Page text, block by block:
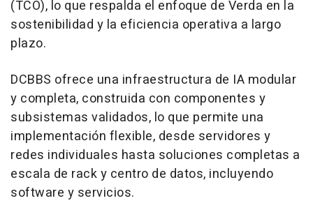
(TCO), lo que respalda el enfoque de Verda en la
sostenibilidad y la eficiencia operativa a largo
plazo.
DCBBS ofrece una infraestructura de IA modular
y completa, construida con componentes y
subsistemas validados, lo que permite una
implementación flexible, desde servidores y
redes individuales hasta soluciones completas a
escala de rack y centro de datos, incluyendo
software y servicios.